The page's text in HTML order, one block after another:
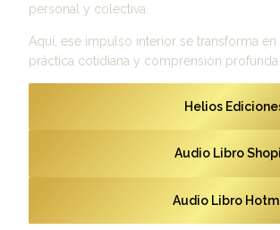
personal y colectiva.
Aquí, ese impulso interior se transforma en
práctica cotidiana y comprensión profunda
Helios
Audio Libro
Audio Libro